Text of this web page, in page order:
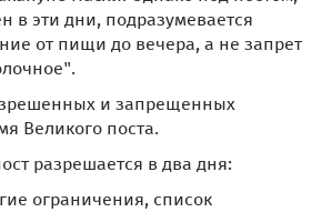
в эти дни, подразумевается
от пищи до вечера, а не запрет
и запрещенных
Великого поста.
разрешается в два дня:
ограничения, список